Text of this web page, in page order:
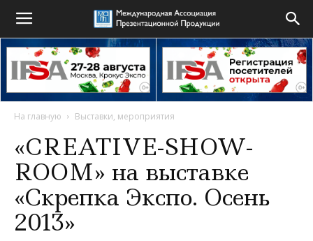
На главную Выставки, мероприятия
«CREATIVE-SHOW-
ROOM» на выставке
«Скрепка Экспо. Осень
2013»